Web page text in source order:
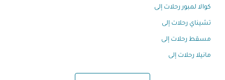
كوالا لمبور رحلات إلى
تشيناي رحلات إلى
مسقط رحلات إلى
مانيلا رحلات إلى